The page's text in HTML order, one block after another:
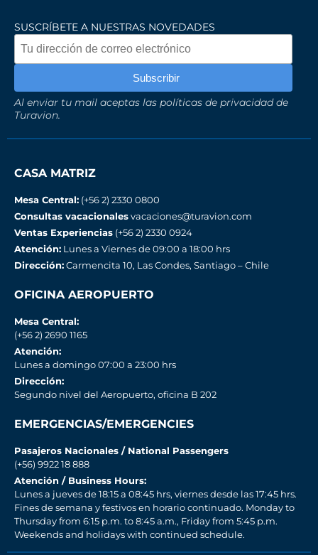
SUSCRÍBETE A NUESTRAS NOVEDADES
Al enviar tu mail aceptas las políticas de privacidad de
Turavion.
CASA MATRIZ
Mesa Central: (+56 2) 2330 0800
Consultas vacacionalesvacaciones@turavion.com
Ventas Experiencias (+56 2) 2330 0924
Atención: Lunes a Viernes de 09:00 a 18:00 hrs
Dirección:Carmencita 10, Las Condes, Santiago – Chile
OFICINA AEROPUERTO
Mesa Central:
(+56 2) 2690 1165
Atención:
Lunes a domingo 07:00 a 23:00 hrs
Dirección:
Segundo nivel del Aeropuerto, oficina B 202
EMERGENCIAS/EMERGENCIES
Pasajeros Nacionales / National Passengers
(+56) 9922 18 888
Atención / Business Hours:
Lunes a jueves de 18:15 a 08:45 hrs, viernes desde las 17:45 hrs.
Fines de semana y festivos en horario continuado. Monday to
Thursday from 6:15 p.m. to 8:45 a.m., Friday from 5:45 p.m.
Weekends and holidays with continued schedule.